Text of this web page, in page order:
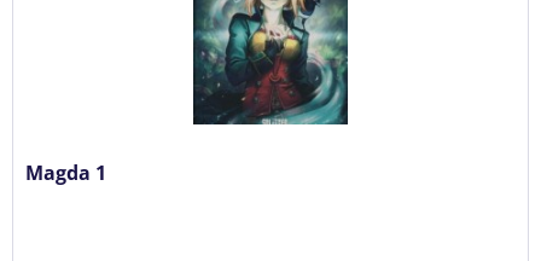
Magda 1